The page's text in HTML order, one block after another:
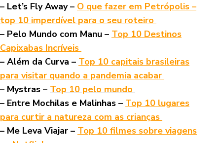
– Let’s Fly Away – O que fazer em Petrópolis –
top 10 imperdível para o seu roteiro
– Pelo Mundo com Manu – Top 10 Destinos
Capixabas Incríveis
– Além da Curva – Top 10 capitais brasileiras
para visitar quando a pandemia acabar
– Mystras – Top 10 pelo mundo
– Entre Mochilas e Malinhas – Top 10 lugares
para curtir a natureza com as crianças
– Me Leva Viajar – Top 10 filmes sobre viagens